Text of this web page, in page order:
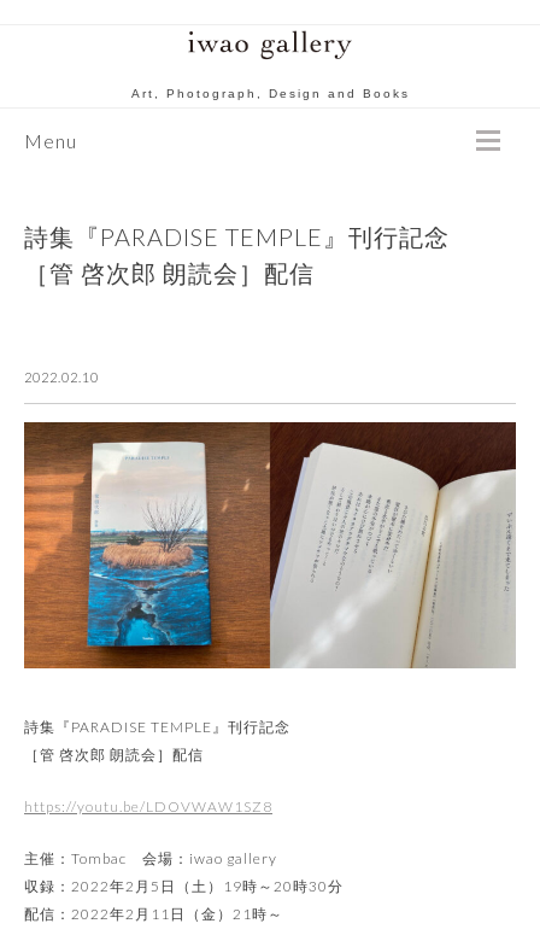
Art, Photograph, Design and Books
Menu
詩集『PARADISE TEMPLE』刊行記念
［管 啓次郎 朗読会］配信
2022.02.10
詩集『PARADISE TEMPLE』刊行記念
［管 啓次郎 朗読会］配信
https://youtu.be/LDOVWAW1SZ8
主催：Tombac 会場：iwao gallery
収録：2022年2月5日（土）19時～20時30分
配信：2022年2月11日（金）21時～